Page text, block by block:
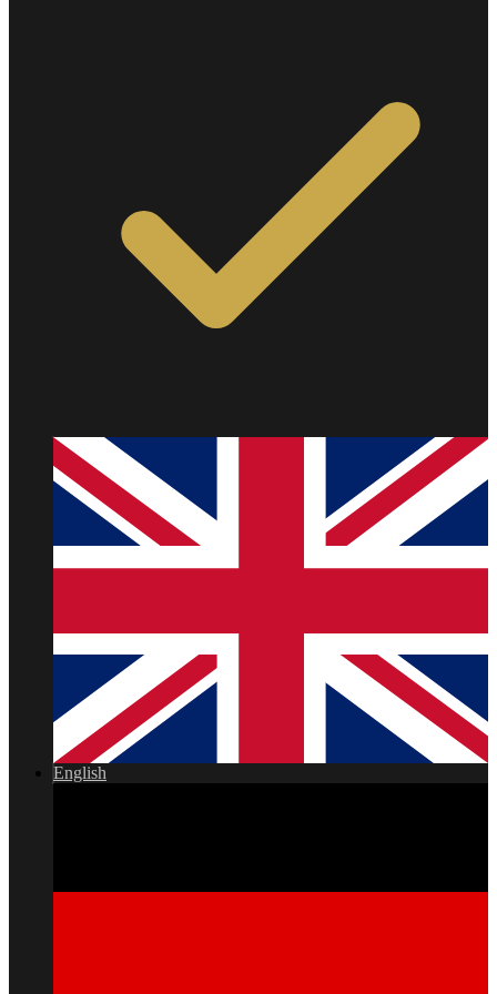
English